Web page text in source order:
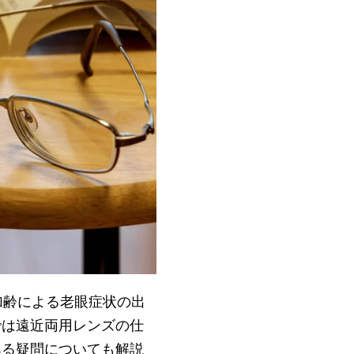
による老眼症状の出
遠近両用レンズの仕
疑問についても解説